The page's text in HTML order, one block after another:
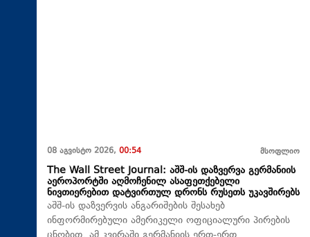
08 აგვისტო 2026, 00:54 მსოფლიო
The Wall Street Journal: აშშ-ის დაზვერვა გერმანიის
აეროპორტში აღმოჩენილ ასაფეთქებელი
ნივთიერებით დატვირთულ დრონს რუსეთს უკავშირებს
აშშ-ის დაზვერვის ანგარიშების შესახებ
ინფორმირებული ამერიკელი ოფიციალური პირების